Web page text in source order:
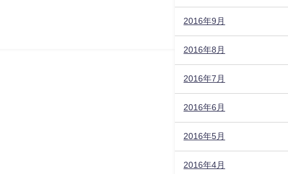
2016年9月
2016年8月
2016年7月
2016年6月
2016年5月
2016年4月